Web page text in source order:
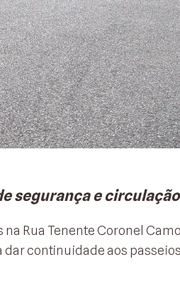
segurança e
Rua Tenente Coronel
dar continuidade aos